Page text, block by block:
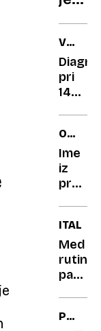
psa
ŠPORT
pri
14
Zala
Istenič
danes
in
študira
OPEL
Ime
iz
a
ITALIJA
Med
PRAVNI